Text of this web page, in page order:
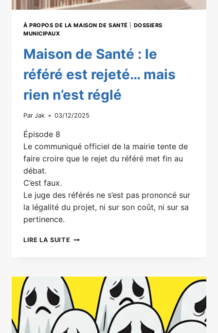
À PROPOS DE LA MAISON DE SANTÉ
DOSSIERS
MUNICIPAUX
Maison de Santé : le
référé est rejeté… mais
rien n’est réglé
Par Jak 03/12/2025
Épisode 8
Le communiqué officiel de la mairie tente de
faire croire que le rejet du référé met fin au
débat.
C’est faux.
Le juge des référés ne s’est pas prononcé sur
la légalité du projet, ni sur son coût, ni sur sa
pertinence.
LIRE LA SUITE MAISON
LE
EST
REJETÉ…
MAIS